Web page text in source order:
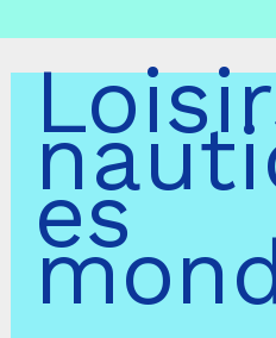
exemples
es